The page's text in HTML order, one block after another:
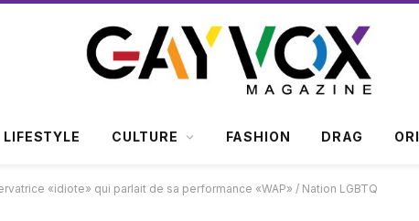
LIFESTYLE CULTURE FASHION DRAG
«idiote» qui parlait de sa performance «WAP» / Nation LGBTQ